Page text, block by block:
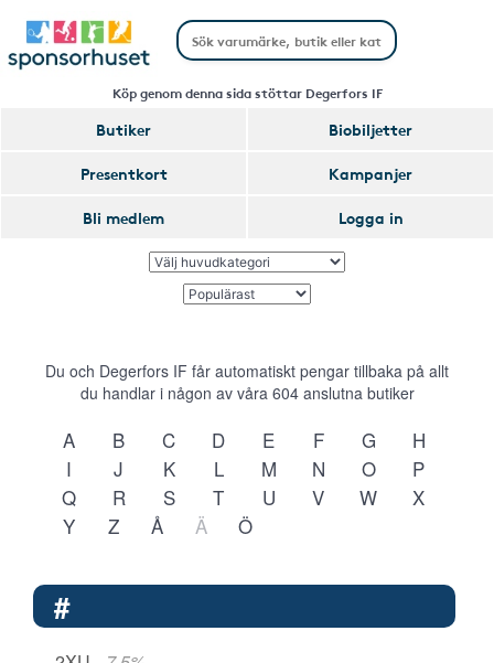
Köp genom denna sida stöttar Degerfors IF
Butiker
Biobiljetter
Presentkort
Kampanjer
Bli medlem
Logga in
Du och Degerfors IF får automatiskt pengar tillbaka på allt
du handlar i någon av våra 604anslutna butiker
A B C D E F G
H
I
J K L M N O
P
Q
R S T U V W
X
Y
Z Å Ä Ö
#